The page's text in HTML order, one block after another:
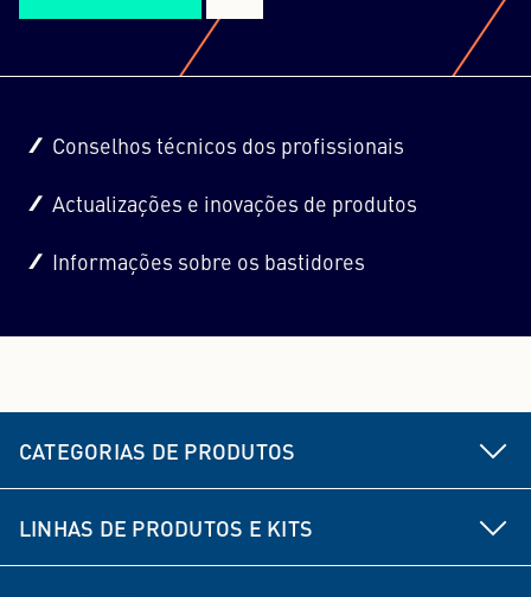
Conselhos técnicos dos profissionais
Actualizações e inovações de produtos
Informações sobre os bastidores
CATEGORIAS DE PRODUTOS
LINHAS DE PRODUTOS E KITS